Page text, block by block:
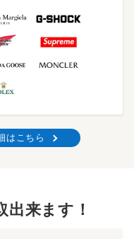
はこちら
出来ます！